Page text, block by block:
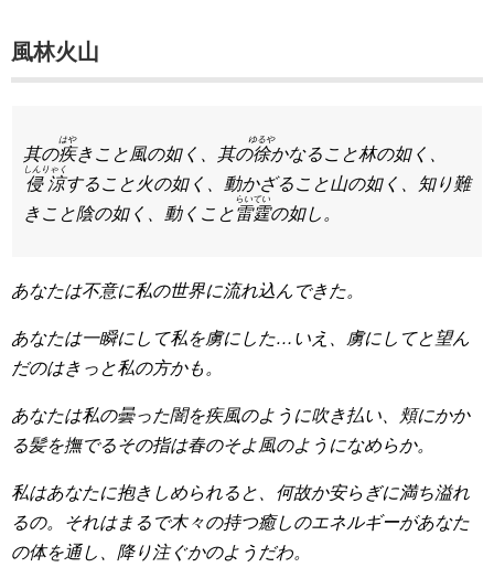
風林火山
其の疾
はや
きこと風の如く、其の徐
ゆるや
かなること林の如く、
侵涼
しんりゃく
すること火の如く、動かざること山の如く、知り難
きこと陰の如く、動くこと雷霆
らいてい
の如し。
あなたは不意に私の世界に流れ込んできた。
あなたは一瞬にして私を虜にした…いえ、虜にしてと望ん
だのはきっと私の方かも。
あなたは私の曇った闇を疾風のように吹き払い、頬にかか
る髪を撫でるその指は春のそよ風のようになめらか。
私はあなたに抱きしめられると、何故か安らぎに満ち溢れ
るの。それはまるで木々の持つ癒しのエネルギーがあなた
の体を通し、降り注ぐかのようだわ。